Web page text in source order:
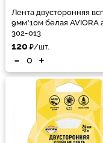
Лента двусторонняя
9мм*10м белая AVIORA
302-013
120 ₽/шт.
- +